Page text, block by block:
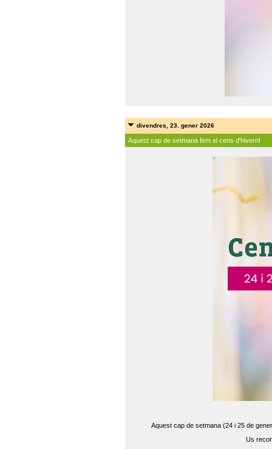
divendres, 23. gener 2026
Aquest cap de setmana fem el cens d'hivern!
Aquest cap de setmana (24 i 25 de
Us